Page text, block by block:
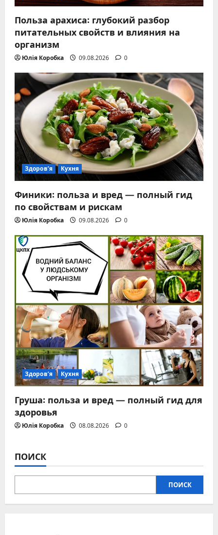
Польза арахиса: глубокий разбор
питательных свойств и влияния на
организм
Юлія Коробка 09.08.2026 0
Здоров’я Кухня
Финики: польза и вред — полный гид
по свойствам и рискам
Юлія Коробка 09.08.2026 0
Здоров’я Кухня
Груша: польза и вред — полный гид для
здоровья
Юлія Коробка 08.08.2026 0
ПОИСК
ПОИСК